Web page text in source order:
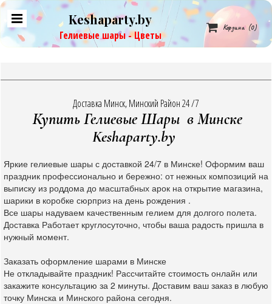
Keshaparty.by
Гелиевые шары - Цветы
 Корзина (0)
Доставка Минск, Минский Район 24 /7
Купить Гелиевые Шары в Минске
Keshaparty.by
Яркие гелиевые шары с доставкой 24/7 в Минске! Оформим ваш
праздник профессионально и бережно: от нежных композиций на
выписку из роддома до масштабных арок на открытие магазина,
шарики в коробке сюрприз на день рождения .
Все шары надуваем качественным гелием для долгого полета.
Доставка Работает круглосуточно, чтобы ваша радость пришла в
нужный момент.
Заказать оформление шарами в Минске
Не откладывайте праздник! Рассчитайте стоимость онлайн или
закажите консультацию за 2 минуты. Доставим ваш заказ в любую
точку Минска и Минского района сегодня.